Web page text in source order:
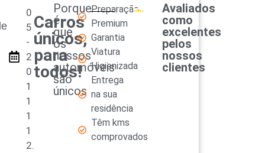
0
5
-
2
0
1
1
1
1
2.
Carros
únicos,
para
todos!
Porque
é
que
os
nossos
automóveis
são
únicos
Preparação
Premium
Garantia
Viatura
Higienizada
Entrega
na sua
residência
Têm kms
comprovados
Avaliados
como
excelentes
pelos
nossos
clientes